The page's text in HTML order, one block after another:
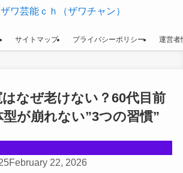
サイトマップ プライバシーポリシー 運営者
はなぜ老けない？60代目前
型が崩れない”3つの習慣”
February 22, 2026